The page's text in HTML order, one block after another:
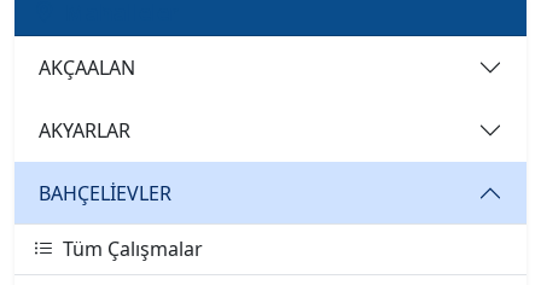
AKÇAALAN
AKYARLAR
BAHÇELİEVLER
Tüm Çalışmalar